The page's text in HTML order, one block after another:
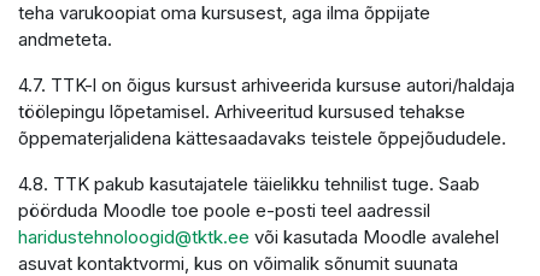
teha varukoopiat oma kursusest, aga ilma õppijate
andmeteta.
4.7. TTK-l on õigus kursust arhiveerida kursuse autori/haldaja
töölepingu lõpetamisel. Arhiveeritud kursused tehakse
õppematerjalidena kättesaadavaks teistele õppejõududele.
4.8. TTK pakub kasutajatele täielikku tehnilist tuge. Saab
pöörduda Moodle toe poole e-posti teel aadressil
haridustehnoloogid@tktk.ee või kasutada Moodle avalehel
asuvat kontaktvormi, kus on võimalik sõnumit suunata